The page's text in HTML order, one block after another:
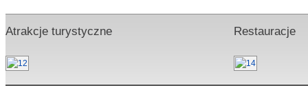
Atrakcje turystyczne Restauracje